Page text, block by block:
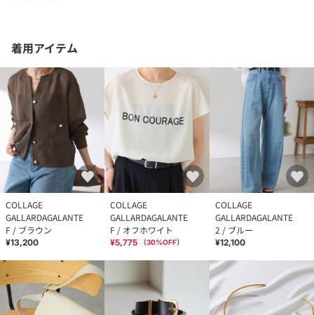
着用アイテム
COLLAGE
GALLARDAGALANTE
F / ブラウン
¥13,200
COLLAGE
GALLARDAGALANTE
F / オフホワイト
¥5,775 （30%OFF）
COLLAGE
GALLARDAGALANTE
2 / ブルー
¥12,100